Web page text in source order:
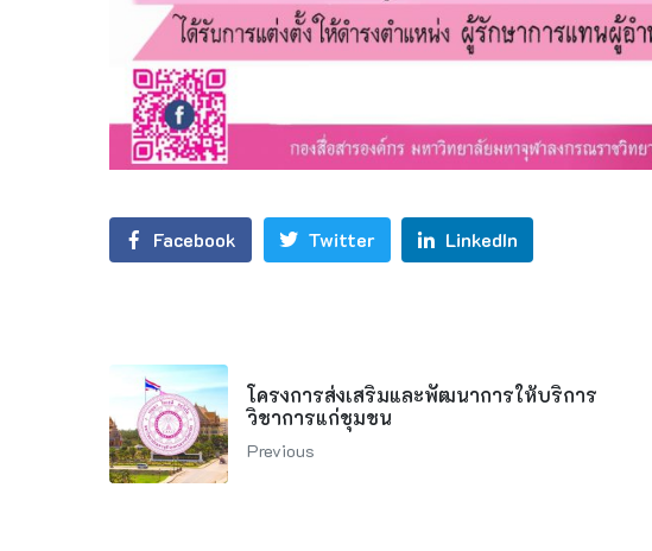
Facebook Twitter LinkedIn
โครงการส่งเสริมและพัฒนาการให้บริการ
วิชาการแก่ชุมชน
Previous